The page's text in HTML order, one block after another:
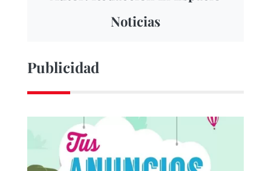
Noticias
Publicidad